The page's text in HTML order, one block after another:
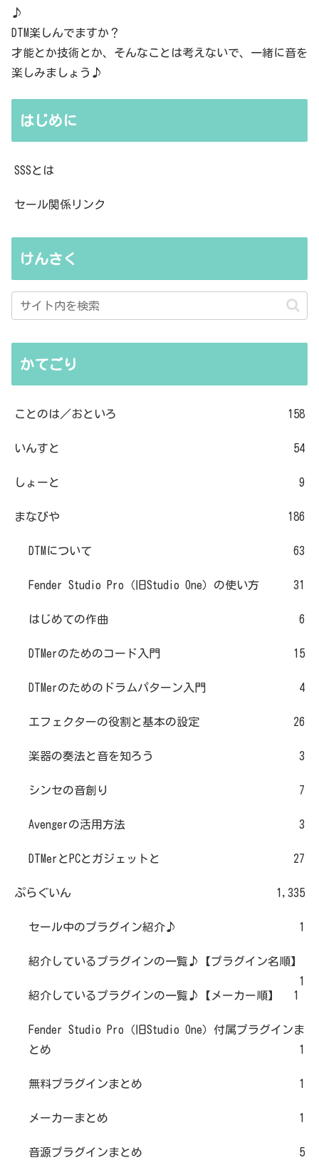
♪
DTM楽しんでますか？
才能とか技術とか、そんなことは考えないで、一緒に音を
楽しみましょう♪
はじめに
SSSとは
セール関係リンク
けんさく
かてごり
ことのは／おといろ 158
いんすと 54
しょーと 9
まなびや 186
DTMについて 63
Fender Studio Pro（旧Studio One）の使い方 31
はじめての作曲 6
DTMerのためのコード入門 15
DTMerのためのドラムパターン入門 4
エフェクターの役割と基本の設定 26
楽器の奏法と音を知ろう 3
シンセの音創り 7
Avengerの活用方法 3
DTMerとPCとガジェットと 27
ぷらぐいん 1,335
セール中のプラグイン紹介♪ 1
紹介しているプラグインの一覧♪【プラグイン名順】
1
紹介しているプラグインの一覧♪【メーカー順】
1
Fender Studio Pro（旧Studio One）付属プラグインま
とめ
1
無料プラグインまとめ 1
メーカーまとめ 1
音源プラグインまとめ 5